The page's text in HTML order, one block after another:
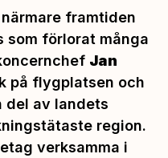
framtiden
som förlorat många
Jan
på flygplatsen och
del av landets
region.
verksamma i